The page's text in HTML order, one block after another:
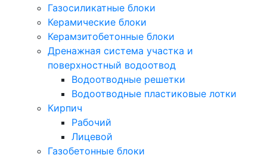
Газосиликатные блоки
Керамические блоки
Керамзитобетонные блоки
Дренажная система участка и
поверхностный водоотвод
Водоотводные решетки
Водоотводные пластиковые лотки
Кирпич
Рабочий
Лицевой
Газобетонные блоки